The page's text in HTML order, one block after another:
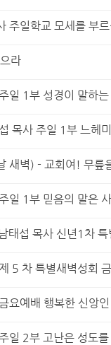
주일학교 모세를 부
라
1부 성경이 말하는
목사 주일 1부 느헤
새벽) - 교회여! 무릎
1부 믿음의 말은
섭 목사 신년1차 특
5 차 특별새벽성회
요예배 행복한 신앙인
2부 고난은 성도